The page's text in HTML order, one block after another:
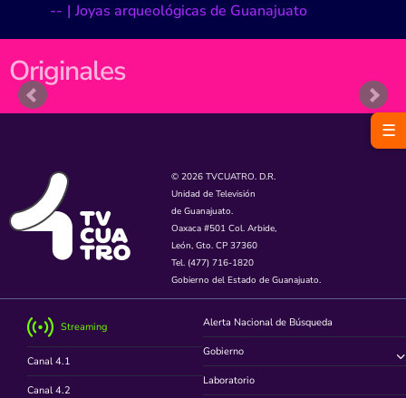
-- | Joyas arqueológicas de Guanajuato
Originales
© 2026 TVCUATRO. D.R.
Unidad de Televisión
de Guanajuato.
Oaxaca #501 Col. Arbide,
León, Gto. CP 37360
Tel. (477) 716-1820
Gobierno del Estado de Guanajuato.
Streaming
Canal 4.1
Canal 4.2
Alerta Nacional de Búsqueda
Gobierno
Laboratorio
☰